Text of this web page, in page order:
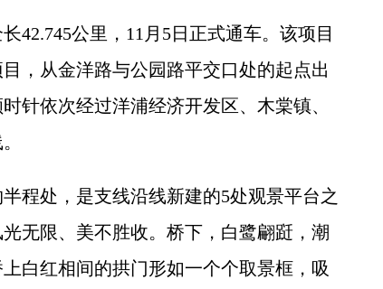
公里，11月5日正式通车。该项目
，从金洋路与公园路平交口处的起点出
针依次经过洋浦经济开发区、木棠镇、
处，是支线沿线‌新建的5处观景平台之
无限、美不胜收。桥下，白鹭翩跹，潮
白红相间的拱门形如一个个取景框，吸